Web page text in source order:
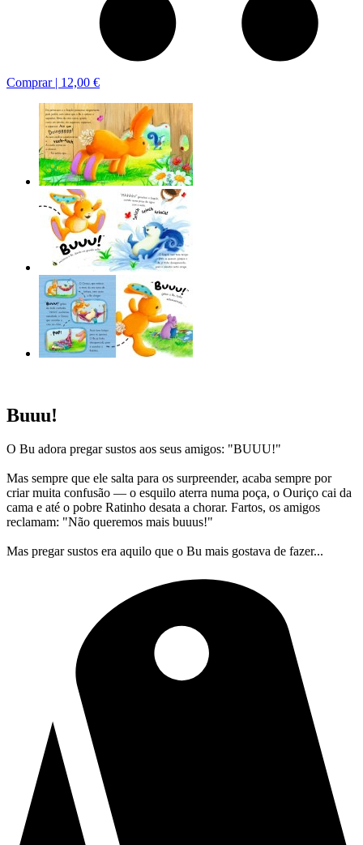
Comprar | 12,00 €
Buuu!
O Bu adora pregar sustos aos seus amigos: "BUUU!"
Mas sempre que ele salta para os surpreender, acaba sempre por
criar muita confusão — o esquilo aterra numa poça, o Ouriço cai da
cama e até o pobre Ratinho desata a chorar. Fartos, os amigos
reclamam: "Não queremos mais buuus!"
Mas pregar sustos era aquilo que o Bu mais gostava de fazer...